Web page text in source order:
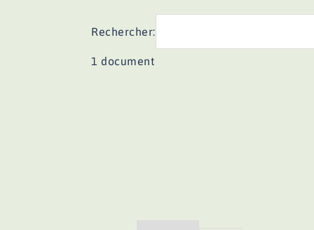
Rechercher:
1 document